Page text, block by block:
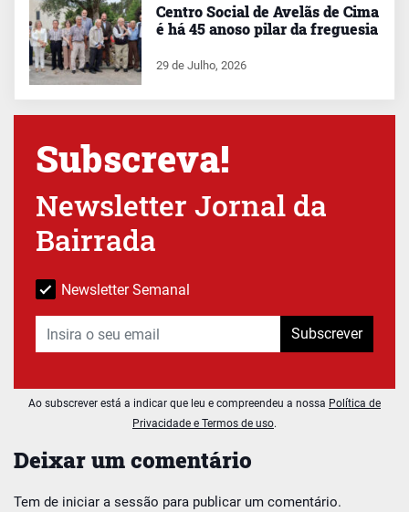
Deixar um comentário
Tem de iniciar a sessão para publicar um comentário.
Centro Social de Avelãs de Cima
é há 45 anoso pilar da freguesia
29 de Julho, 2026
Subscreva!
Newsletter Jornal da
Bairrada
Newsletter Semanal
Subscrever
Ao subscrever está a indicar que leu e compreendeu a nossa Política de
Privacidade e Termos de uso.